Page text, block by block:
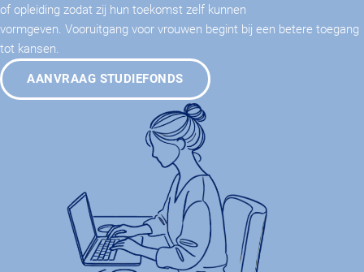
of opleiding zodat zij hun toekomst zelf kunnen
vormgeven. Vooruitgang voor vrouwen begint bij een betere toegang
tot kansen.
AANVRAAG STUDIEFONDS